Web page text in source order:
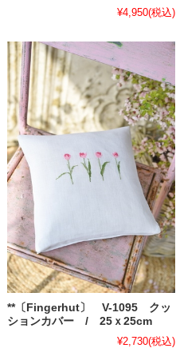
¥4,950(税込)
**〔Fingerhut〕 V-1095 クッ
ションカバー / 25ｘ25cm
¥2,730(税込)